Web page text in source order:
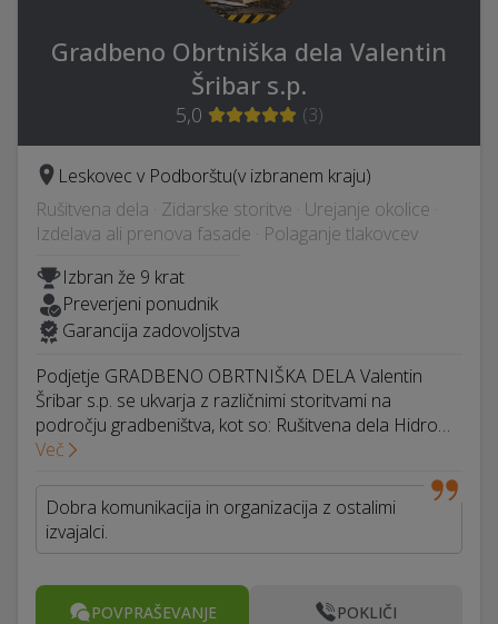
Gradbeno Obrtniška dela Valentin
Šribar s.p.
5,0 (3)
Leskovec v Podborštu(v izbranem kraju)
Rušitvena dela · Zidarske storitve · Urejanje okolice ·
Izdelava ali prenova fasade · Polaganje tlakovcev
Izbran že 9 krat
Preverjeni ponudnik
Garancija zadovoljstva
Podjetje GRADBENO OBRTNIŠKA DELA Valentin
Šribar s.p. se ukvarja z različnimi storitvami na
področju gradbeništva, kot so: Rušitvena dela Hidro…
Več
Dobra komunikacija in organizacija z ostalimi
izvajalci.
POVPRAŠEVANJE POKLIČI